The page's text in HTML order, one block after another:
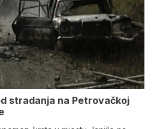
stradanja na Petrovačkoj